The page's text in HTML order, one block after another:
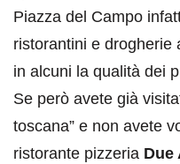
Piazza del Campo
ristorantini e drogherie
in alcuni la qualità dei
Se però avete già
toscana” e non avete
ristorante pizzeria Due